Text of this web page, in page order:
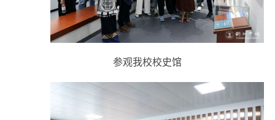
参观我校校史馆